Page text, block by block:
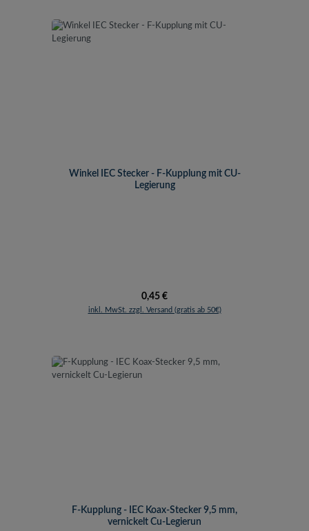
Winkel IEC Stecker - F-Kupplung mit CU-
Legierung
Regulärer Preis:
0,45 €
inkl. MwSt. zzgl. Versand (gratis ab 50€)
F-Kupplung - IEC Koax-Stecker 9,5 mm,
vernickelt Cu-Legierun